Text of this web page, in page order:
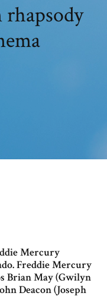
Mercury
Freddie Mercury
Brian May (Gwilyn
Deacon (Joseph